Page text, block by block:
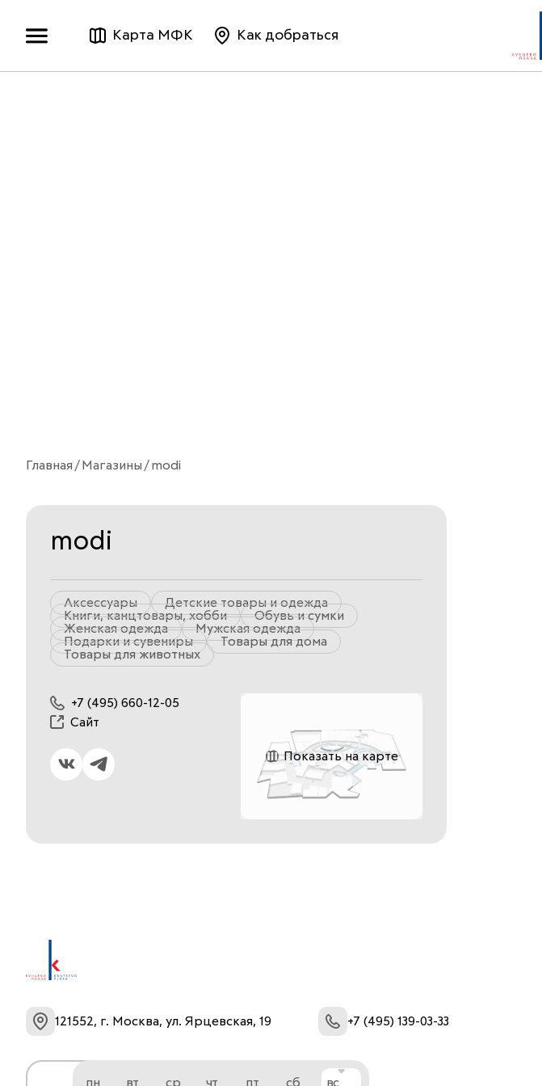
Карта МФК Как добраться
Главная Магазины modi
modi
Аксессуары
Детские товары и одежда
Книги, канцтовары, хобби
Обувь и сумки
Женская одежда
Мужская одежда
Подарки и сувениры
Товары для дома
Товары для животных
+7 (495) 660-12-05
Сайт
Показать на карте
121552, г. Москва, ул. Ярцевская, 19 +7 (495) 139-03-33
пн вт ср чт пт сб вс